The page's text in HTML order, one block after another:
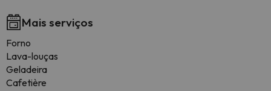
Mais serviços
Forno
Lava-louças
Geladeira
Cafetière